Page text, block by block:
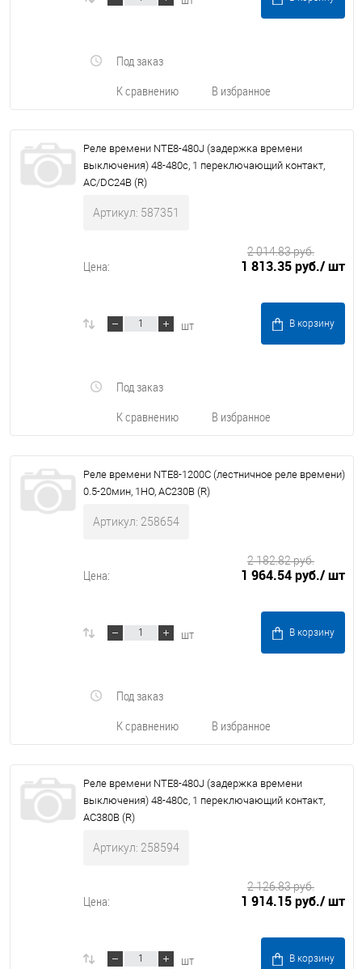
К сравнению В избранное
Под заказ
Реле времени NTE8-480J (задержка времени
выключения) 48-480с, 1 переключающий контакт,
AC/DC24В (R)
Артикул: 587351
Цена: 1 813.35 руб./ шт
2 014.83 руб.
шт В корзину
К сравнению В избранное
Под заказ
Реле времени NTE8-1200С (лестничное реле времени)
0.5-20мин, 1НО, AC230В (R)
Артикул: 258654
Цена: 1 964.54 руб./ шт
2 182.82 руб.
шт В корзину
К сравнению В избранное
Под заказ
Реле времени NTE8-480J (задержка времени
выключения) 48-480с, 1 переключающий контакт,
AC380В (R)
Артикул: 258594
Цена: 1 914.15 руб./ шт
2 126.83 руб.
шт В корзину